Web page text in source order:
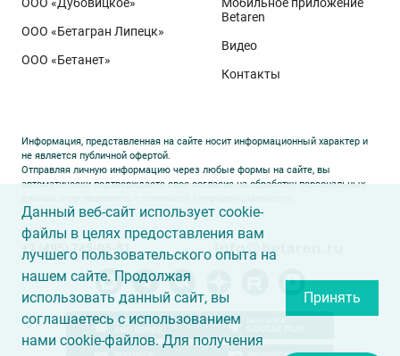
полученный в Орловской области в 2025 году.
Ермоловка максимально отзывчива на приёмы
интенсификации. Внесена в Государственный реестр
массивный поникающий колос и высокая
озернённость – до50–80
30у традиционных сортов. Именно такая
архитектура растения позволяет эффективно
использовать высокий агрофон и формировать
урожай, недостижимый для прежних селекционных
образцов.
ООО «Бетагран Липецк»
ООО «Бетанет»
Betaren
Видео
Контакты
Информация, представленная на сайте носит информационный характер и
не является публичной офертой.
Отправляя личную информацию через любые формы на сайте, вы
автоматически подтверждаете свое согласие на обработку персональных
info@betaren.ru
Данный веб-сайт использует cookie-
файлы в целях предоставления вам
лучшего пользовательского опыта на
нашем сайте. Продолжая
использовать данный сайт, вы
соглашаетесь с использованием
нами cookie-файлов. Для получения
Принять